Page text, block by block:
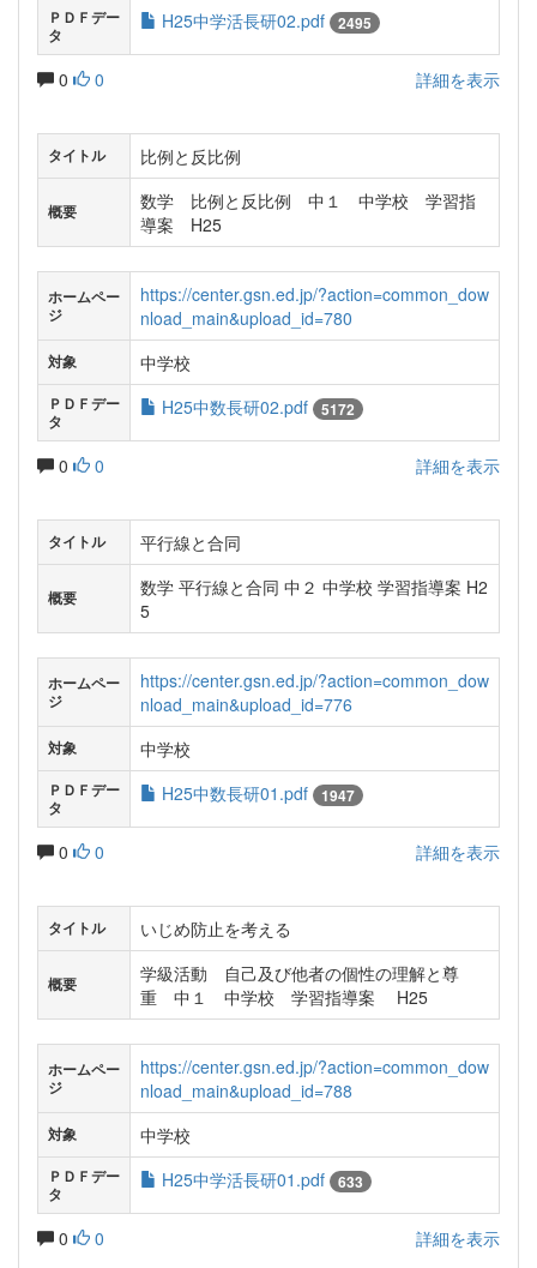
ＰＤＦデー
タ
H25中学活長研02.pdf 2495
0 0 詳細を表示
タイトル 比例と反比例
概要
数学 比例と反比例 中１ 中学校 学習指
導案 H25
ホームペー
ジ
https://center.gsn.ed.jp/?action=common_dow
nload_main&upload_id=780
対象 中学校
ＰＤＦデー
タ
H25中数長研02.pdf 5172
0 0 詳細を表示
タイトル 平行線と合同
概要
数学 平行線と合同 中２ 中学校 学習指導案 H2
5
ホームペー
ジ
https://center.gsn.ed.jp/?action=common_dow
nload_main&upload_id=776
対象 中学校
ＰＤＦデー
タ
H25中数長研01.pdf 1947
0 0 詳細を表示
タイトル いじめ防止を考える
概要
学級活動 自己及び他者の個性の理解と尊
重 中１ 中学校 学習指導案 H25
ホームペー
ジ
https://center.gsn.ed.jp/?action=common_dow
nload_main&upload_id=788
対象 中学校
ＰＤＦデー
タ
H25中学活長研01.pdf 633
0 0 詳細を表示